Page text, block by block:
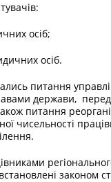
осіб;
осіб.
питання
держави,
питання
чисельності
законом